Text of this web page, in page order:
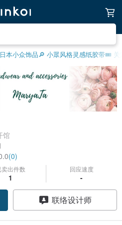
日本小众饰品🔎 小眾风格灵感纸胶带🎟️ 关
馆
(0)
卖出件数
1
回应速度
-
联络设计师